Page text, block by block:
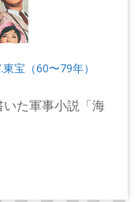
東宝（60〜79年）
た軍事小説「海